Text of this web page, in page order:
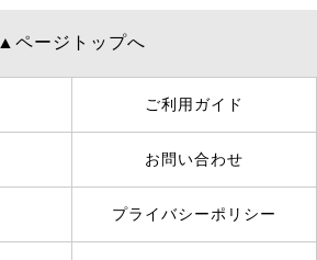
▲ページトップへ
ご利用ガイド
お問い合わせ
プライバシーポリシー